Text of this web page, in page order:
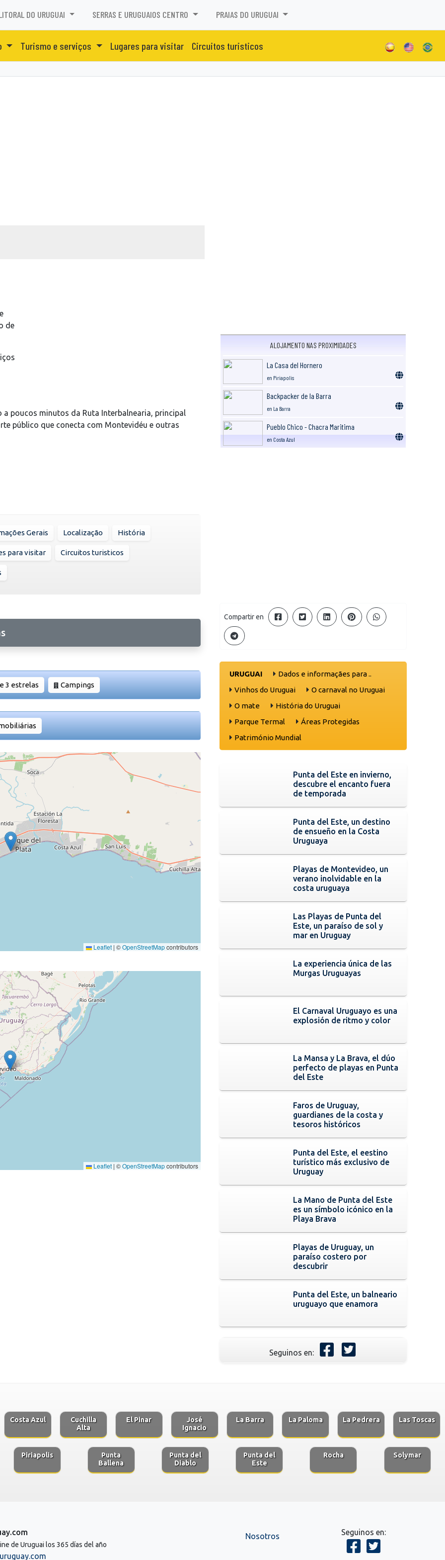
DO URUGUAI SERRAS E URUGUAIOS CENTRO PRAIAS DO URUGUAI
Turismo e serviços Lugares para visitar Circuitos turisticos
de
poucos minutos da Ruta Interbalnearia, principal
público que conecta com Montevidéu e outras
Gerais Localização História
para visitar Circuitos turisticos
3 estrelas Campings
Leaflet | ©OpenStreetMapcontributors
Leaflet | ©OpenStreetMapcontributors
ALOJAMENTO NAS PROXIMIDADES
La Casa del Hornero
en Piriapolis
Backpacker de la Barra
en La Barra
Pueblo Chico - Chacra Maritima
en Costa Azul
Compartir en
URUGUAI
Dados e informaçães para ..
Vinhos do Uruguai
O carnaval no Uruguai
O mate
História do Uruguai
Parque Termal
Áreas Protegidas
Património Mundial
Punta del Este en invierno,
descubre el encanto fuera
de temporada
Punta del Este, un destino
de ensueño en la Costa
Uruguaya
Playas de Montevideo, un
verano inolvidable en la
costa uruguaya
Las Playas de Punta del
Este, un paraíso de sol y
mar en Uruguay
La experiencia única de las
Murgas Uruguayas
El Carnaval Uruguayo es una
explosión de ritmo y color
La Mansa y La Brava, el dúo
perfecto de playas en Punta
del Este
Faros de Uruguay,
guardianes de la costa y
tesoros históricos
Punta del Este, el eestino
turístico más exclusivo de
Uruguay
La Mano de Punta del Este
es un símbolo icónico en la
Playa Brava
Playas de Uruguay, un
paraíso costero por
descubrir
Punta del Este, un balneario
uruguayo que enamora
Seguinos en:
Costa Azul
Cuchilla
Alta
El Pinar
José
Ignacio
La Barra La Paloma La Pedrera Las Toscas
Piriapolis
Punta
Ballena
Punta del
Diablo
Punta del
Este
Rocha Solymar
de Uruguai los 365 días del año
Nosotros Seguinos en: